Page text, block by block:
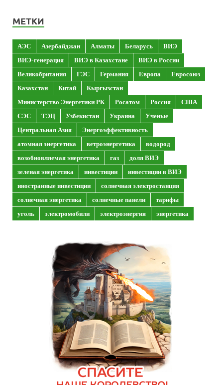
МЕТКИ
АЭС Азербайджан Алматы Беларусь
ВИЭ
ВИЭ-генерация
ВИЭ в Казахстане
ВИЭ в России
Великобритания
ГЭС Германия Европа
Евросоюз
Казахстан
Китай
Кыргызстан
Министерство Энергетики РК
Росатом Россия
США
СЭС
ТЭЦ Узбекистан Украина
Ученые
Центральная Азия
Энергоэффективность
атомная энергетика
ветроэнергетика
водород
возобновляемая энергетика
газ
доля ВИЭ
зеленая энергетика
инвестиции
инвестиции в ВИЭ
иностранные инвестиции
солнечная электростанция
солнечная энергетика
солнечные панели
тарифы
уголь
электромобили электроэнергия энергетика